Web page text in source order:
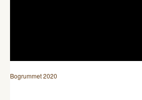
Bogrummet 2020